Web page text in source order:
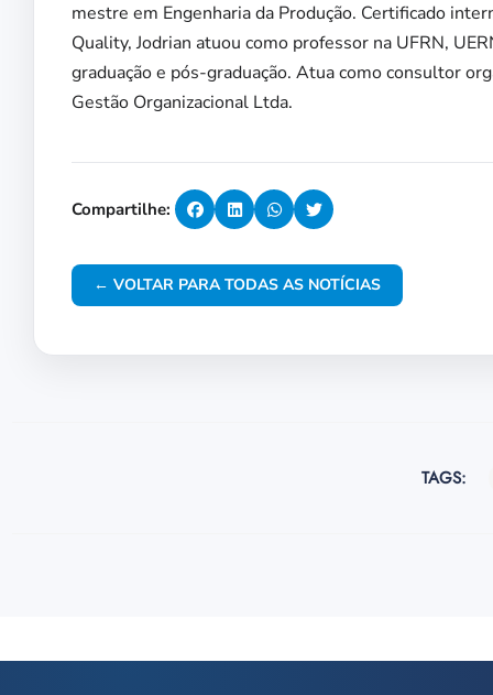
mestre em Engenharia da Produção. Certificado
Quality, Jodrian atuou como professor na UFRN,
graduação e pós-graduação. Atua como consultor
Gestão Organizacional Ltda.
Compartilhe:
← VOLTAR PARA TODAS AS NOTÍCIAS
TAGS: